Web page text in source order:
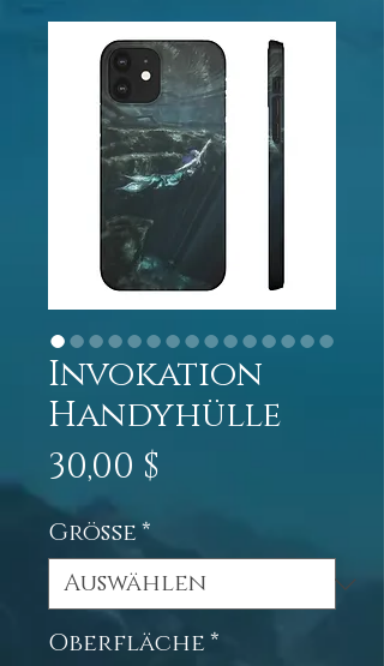
Invokation
Handyhülle
30,00 $
Größe*
Oberfläche*